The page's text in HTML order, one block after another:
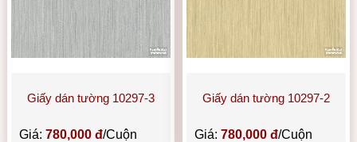
Giấy dán tường 10297-3
Giá:780,000 đ/Cuộn
Giấy dán tường 10297-2
Giá: 780,000 đ/Cuộn